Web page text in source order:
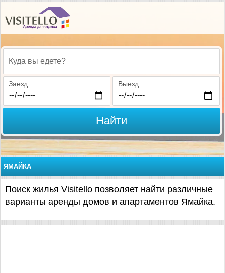
Куда вы едете?
Заезд Выезд
Найти
ЯМАЙКА
Поиск жилья Visitello позволяет найти различные
варианты аренды домов и апартаментов Ямайка.